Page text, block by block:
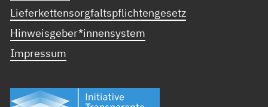
Lieferkettensorgfaltspflichtengesetz
Hinweisgeber*innensystem
Impressum